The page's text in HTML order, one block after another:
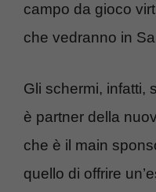
campo da gioco
che vedranno in
Gli schermi, infatti,
è partner della
che è il main
quello di offrire